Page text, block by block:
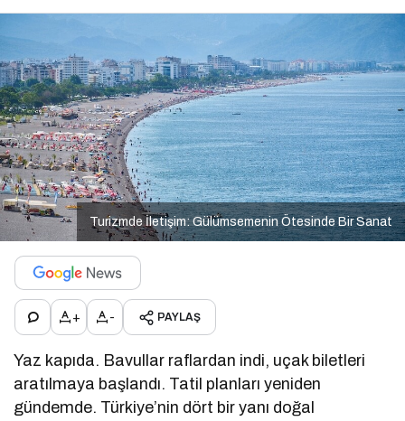
Turizmde İletişim: Gülümsemenin Ötesinde Bir Sanat
+ - PAYLAŞ
Yaz kapıda. Bavullar raflardan indi, uçak biletleri
aratılmaya başlandı. Tatil planları yeniden
gündemde. Türkiye’nin dört bir yanı doğal